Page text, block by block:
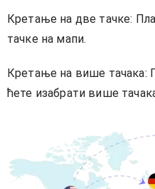
Кретање на две тачке:
тачке на мапи.
Кретање на више тачака:
ћете изабрати више